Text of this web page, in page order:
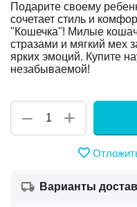
Подарите своему
сочетает стиль и
"Кошечка"! Милые
стразами и мягкий мех
ярких эмоций. Купите
незабываемой!
+
−
Варианты